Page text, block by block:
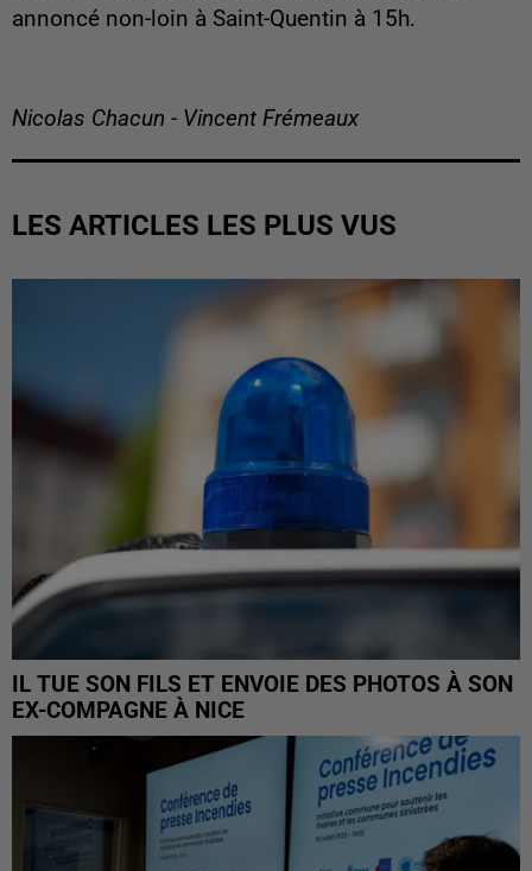
annoncé non-loin à Saint-Quentin à 15h.
Nicolas Chacun - Vincent Frémeaux
LES ARTICLES LES PLUS VUS
IL TUE SON FILS ET ENVOIE DES PHOTOS À SON
EX-COMPAGNE À NICE